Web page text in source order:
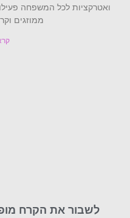
ואטרקציות לכל המשפחה
ממוזגים
לשבור את הקרח